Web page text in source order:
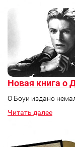
Новая книга о
О Боуи издано
Читать далее